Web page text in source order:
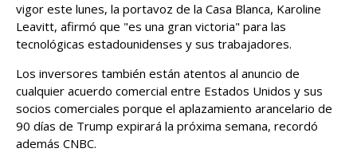
vigor este lunes, la portavoz de la Casa Blanca, Karoline
Leavitt, afirmó que "es una gran victoria" para las
tecnológicas estadounidenses y sus trabajadores.
Los inversores también están atentos al anuncio de
cualquier acuerdo comercial entre Estados Unidos y sus
socios comerciales porque el aplazamiento arancelario de
90 días de Trump expirará la próxima semana, recordó
además CNBC.